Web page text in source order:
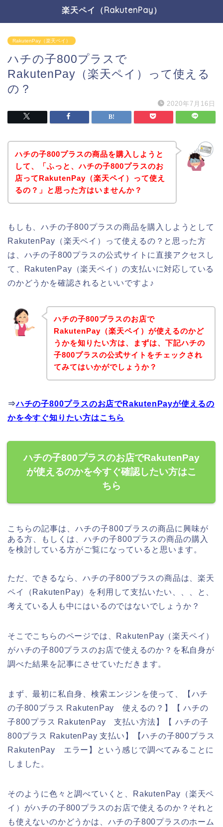
楽天ペイ（RakutenPay）
RakutenPay（楽天ペイ）
ハチの子800プラスで
RakutenPay（楽天ペイ）って使える
の？
2020年7月16日
ハチの子800プラスの商品を購入しようと
して、「ふっと、ハチの子800プラスのお
店ってRakutenPay（楽天ペイ）って使え
るの？」と思った方はいませんか？
もしも、ハチの子800プラスの商品を購入しようとして
RakutenPay（楽天ペイ）って使えるの？と思った方
は、ハチの子800プラスの公式サイトに直接アクセスし
て、RakutenPay（楽天ペイ）の支払いに対応している
のかどうかを確認されるといいですよ♪
ハチの子800プラスのお店で
RakutenPay（楽天ペイ）が使えるのかど
うかを知りたい方は、まずは、下記ハチの
子800プラスの公式サイトをチェックされ
てみてはいかがでしょうか？
⇒ハチの子800プラスのお店でRakutenPayが使えるの
かを今すぐ知りたい方はこちら
ハチの子800プラスのお店でRakutenPay
が使えるのかを今すぐ確認したい方はこ
ちら
こちらの記事は、ハチの子800プラスの商品に興味が
ある方、もしくは、ハチの子800プラスの商品の購入
を検討している方がご覧になっていると思います。
ただ、できるなら、ハチの子800プラスの商品は、楽天
ペイ（RakutenPay）を利用して支払いたい、、、と、
考えている人も中にはいるのではないでしょうか？
そこでこちらのページでは、RakutenPay（楽天ペイ）
がハチの子800プラスのお店で使えるのか？を私自身が
調べた結果を記事にさせていただきます。
まず、最初に私自身、検索エンジンを使って、【ハチ
の子800プラス RakutenPay 使えるの？】【 ハチの
子800プラス RakutenPay 支払い方法】【 ハチの子
800プラス RakutenPay 支払い】【ハチの子800プラス
RakutenPay エラー】という感じで調べてみることに
しました。
そのように色々と調べていくと、RakutenPay（楽天ペ
イ）がハチの子800プラスのお店で使えるのか？それと
も使えないのかどうかは、ハチの子800プラスのホーム